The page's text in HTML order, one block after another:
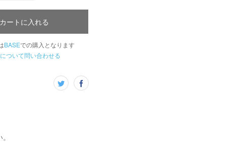
カートに入れる
BASEでの購入となります
ついて問い合わせる